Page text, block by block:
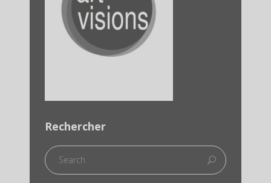
Rechercher